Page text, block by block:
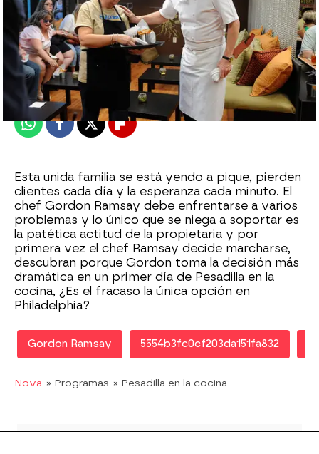
Nova
Madrid
Publicado:03 de marzo de 2011, 15:04
WhatsappFacebook
X Flipboard
Esta unida familia se está yendo a pique, pierden
clientes cada día y la esperanza cada minuto. El
chef Gordon Ramsay debe enfrentarse a varios
problemas y lo único que se niega a soportar es
la patética actitud de la propietaria y por
primera vez el chef Ramsay decide marcharse,
descubran porque Gordon toma la decisión más
dramática en un primer día de Pesadilla en la
cocina, ¿Es el fracaso la única opción en
Philadelphia?
Gordon Ramsay 5554b3fc0cf203da151fa832
Nova » Programas » Pesadilla en la cocina